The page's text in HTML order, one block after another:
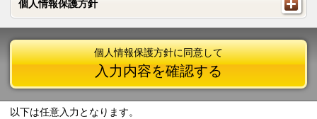
個人情報保護方針
個人情報保護方針
個人情報保護方針に同意して
入力内容を確認する
以下は任意入力となります。